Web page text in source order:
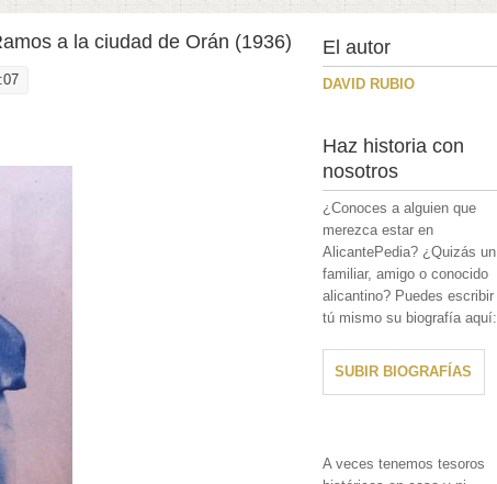
a la ciudad de Orán (1936) El autor
DAVID RUBIO
Haz historia con
nosotros
¿Conoces a alguien que
merezca estar en
AlicantePedia? ¿Quizás un
familiar, amigo o conocido
alicantino? Puedes escribir
tú mismo su biografía aquí:
SUBIR BIOGRAFÍAS
A veces tenemos tesoros